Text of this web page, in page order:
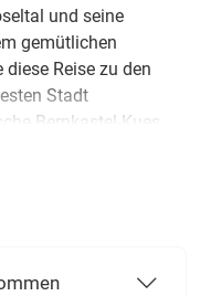
und seine
gemütlichen
Reise zu den
Stadt
Bernkastel-Kues
Balkon Europas“